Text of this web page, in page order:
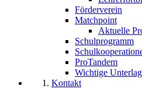
Förderverein
Matchpoint
Aktuelle
Schulprogramm
ProTandem
Wichtige
Kontakt